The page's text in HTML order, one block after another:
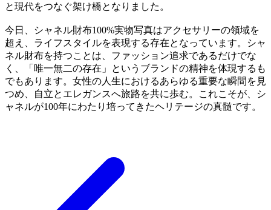
と現代をつなぐ架け橋となりました。
今日、シャネル財布100%実物写真はアクセサリーの領域を
超え、ライフスタイルを表現する存在となっています。シャ
ネル財布を持つことは、ファッション追求であるだけでな
く、「唯一無二の存在」というブランドの精神を体現するも
でもあります。女性の人生におけるあらゆる重要な瞬間を見
つめ、自立とエレガンスへ旅路を共に歩む。これこそが、シ
ャネルが100年にわたり培ってきたヘリテージの真髄です。